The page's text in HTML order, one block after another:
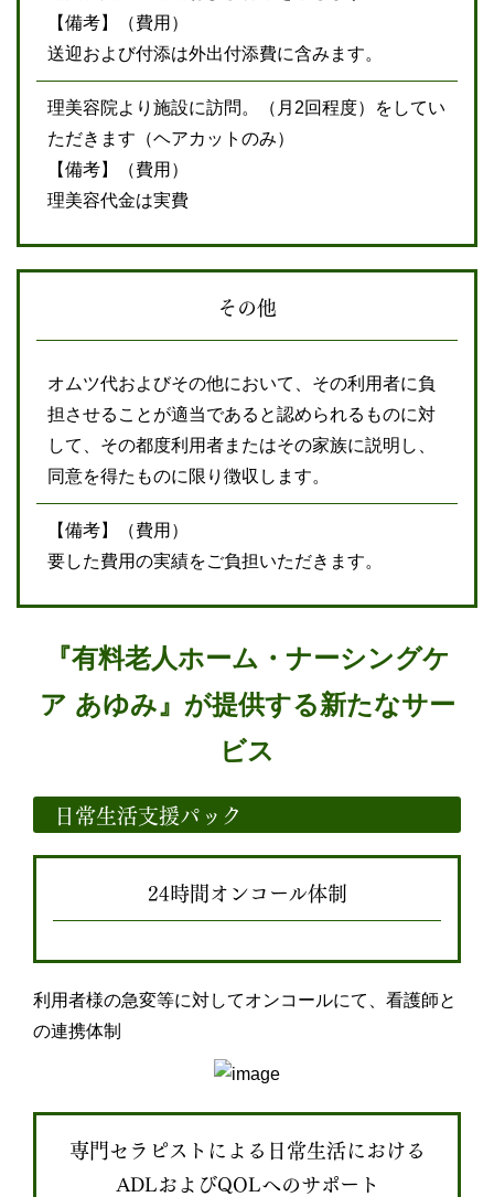
【備考】（費用）
送迎および付添は外出付添費に含みます。
理美容院より施設に訪問。（月2回程度）をしてい
ただきます（ヘアカットのみ）
【備考】（費用）
理美容代金は実費
その他
オムツ代およびその他において、その利用者に負
担させることが適当であると認められるものに対
して、その都度利用者またはその家族に説明し、
同意を得たものに限り徴収します。
【備考】（費用）
要した費用の実績をご負担いただきます。
『有料老人ホーム・ナーシングケ
ア あゆみ』が提供する新たなサー
ビス
日常生活支援パック
24時間オンコール体制
利用者様の急変等に対してオンコールにて、看護師と
の連携体制
専門セラピストによる日常生活における
ADLおよびQOLへのサポート